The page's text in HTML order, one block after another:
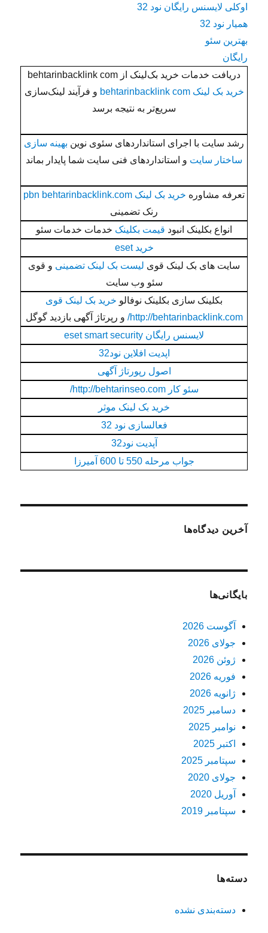
اوکلی لایسنس رایگان نود 32
همیار نود 32
بهترین سئو
رایگان
دریافت خدمات خرید بک‌لینک از behtarinbacklink com
خرید بک لینک behtarinbacklink com
و فرآیند لینک‌سازی
سریع‌تر به نتیجه برسد
رشد سایت با اجرای استانداردهای سئوی نوین بهینه سازی
ساختار سایت و استانداردهای فنی سایت شما پایدار بماند
تعرفه مشاوره خرید بک لینک pbn behtarinbacklink.com
رنک تضمینی
انواع بکلینک انبود قیمت بکلینک خدمات خدمات سئو
خرید eset
سایت های بک لینک قوی لیست بک لینک تضمینی و قوی
سئو وب سایت
بکلینک سازی بکلینک نوفالو خرید بک لینک قوی
http://behtarinbacklink.com/ و رپرتاژ آگهی بازدید گوگل
لایسنس رایگان eset smart security
اپدیت افلاین نود32
اصول رپورتاژ آگهی
سئو کار http://behtarinseo.com/
خرید بک لینک موثر
فعالسازی نود 32
آپدیت نود32
جواب مرحله 550 تا 600 آمیرزا
آخرین دیدگاه‌ها
بایگانی‌ها
آگوست 2026
جولای 2026
ژوئن 2026
فوریه 2026
ژانویه 2026
دسامبر 2025
نوامبر 2025
اکتبر 2025
سپتامبر 2025
جولای 2020
آوریل 2020
سپتامبر 2019
دسته‌ها
دسته‌بندی نشده